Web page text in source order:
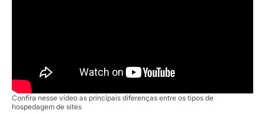
Confira nesse vídeo as principais diferenças entre os tipos de
hospedagem de sites